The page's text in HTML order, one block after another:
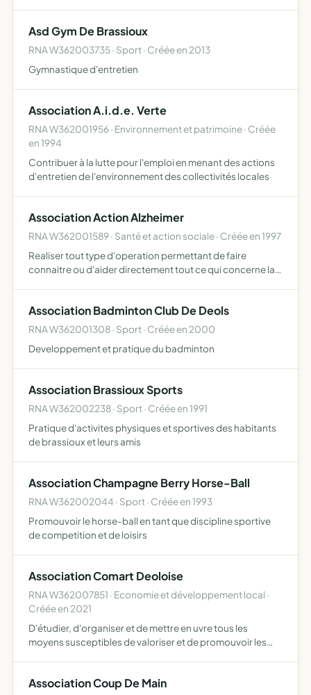
Asd Gym De Brassioux
RNA W362003735 · Sport · Créée en 2013
Gymnastique d'entretien
Association A.i.d.e. Verte
RNA W362001956 · Environnement et patrimoine · Créée
en 1994
Contribuer à la lutte pour l'emploi en menant des actions
d'entretien de l'environnement des collectivités locales
Association Action Alzheimer
RNA W362001589 · Santé et action sociale · Créée en 1997
Realiser tout type d'operation permettant de faire
connaitre ou d'aider directement tout ce qui concerne la
Association Badminton Club De Deols
RNA W362001308 · Sport · Créée en 2000
Developpement et pratique du badminton
Association Brassioux Sports
RNA W362002238 · Sport · Créée en 1991
Pratique d'activites physiques et sportives des habitants
de brassioux et leurs amis
Association Champagne Berry Horse-Ball
RNA W362002044 · Sport · Créée en 1993
Promouvoir le horse-ball en tant que discipline sportive
de competition et de loisirs
Association Comart Deoloise
RNA W362007851 · Economie et développement local ·
Créée en 2021
D'étudier, d'organiser et de mettre en uvre tous les
moyens susceptibles de valoriser et de promouvoir les
…
Association Coup De Main